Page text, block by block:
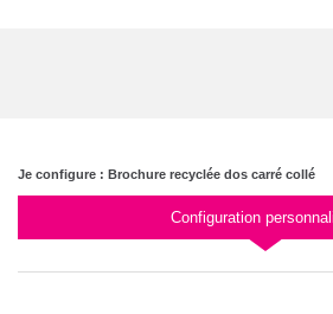
Je configure : Brochure recyclée dos carré collé
Configuration